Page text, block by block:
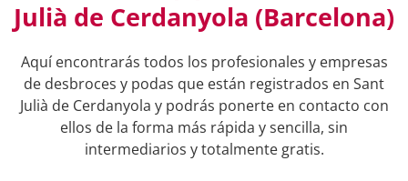
Julià de Cerdanyola (Barcelona)
Aquí encontrarás todos los profesionales y empresas
de desbroces y podas que están registrados en Sant
Julià de Cerdanyola y podrás ponerte en contacto con
ellos de la forma más rápida y sencilla, sin
intermediarios y totalmente gratis.